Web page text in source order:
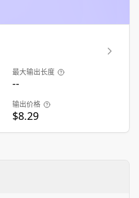
最大输出长度
--
输出价格
$8.29